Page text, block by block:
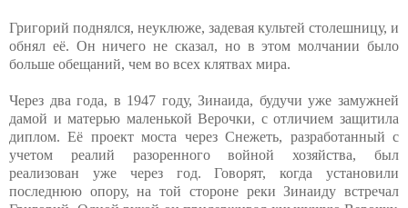
Григорий поднялся, неуклюже, задевая культей столешницу, и
обнял её. Он ничего не сказал, но в этом молчании было
больше обещаний, чем во всех клятвах мира.
Через два года, в 1947 году, Зинаида, будучи уже замужней
дамой и матерью маленькой Верочки, с отличием защитила
диплом. Её проект моста через Снежеть, разработанный с
учетом реалий разоренного войной хозяйства, был
реализован уже через год. Говорят, когда установили
последнюю опору, на той стороне реки Зинаиду встречал